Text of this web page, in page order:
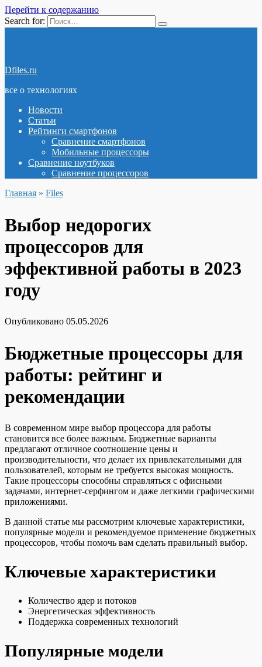
Перейти к содержанию
Search for:
Dfiles.ru
все о технологиях
Новости
Статьи
Рейтинги смартфонов
Сравнение смартфонов
Мобильные процессоры
Сравнение ноутбуков
Сравнение процессоров
Главная » Files
Выбор недорогих
процессоров для
эффективной работы в 2023
году
Опубликовано 05.05.2026
Бюджетные процессоры для
работы: рейтинг и
рекомендации
В современном мире выбор процессора для работы
становится все более важным. Бюджетные варианты
предлагают отличное соотношение цены и
производительности, что делает их привлекательными для
пользователей, которым не требуется высокая мощность.
Такие процессоры способны справляться с офисными
задачами, интернет-серфингом и даже легкими графическими
приложениями.
В данной статье мы рассмотрим ключевые характеристики,
популярные модели и рекомендуемое применение бюджетных
процессоров, чтобы помочь вам сделать правильный выбор.
Ключевые характеристики
Количество ядер и потоков
Энергетическая эффективность
Поддержка современных технологий
Популярные модели